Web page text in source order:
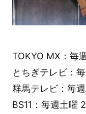
TOKYO MX：毎
とちぎテレビ：
群馬テレビ：毎
BS11：毎週土曜